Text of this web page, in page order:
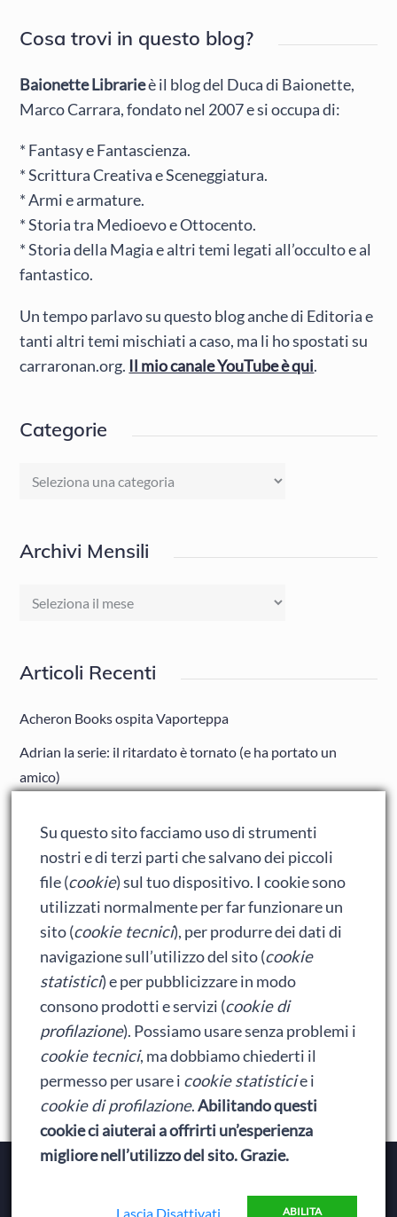
Cosa trovi in questo blog?
Baionette Librarieè il blog del Duca di Baionette,
Marco Carrara, fondato nel 2007 e si occupa di:
* Fantasy e Fantascienza.
* Scrittura Creativa e Sceneggiatura.
* Armi e armature.
* Storia tra Medioevo e Ottocento.
* Storia della Magia e altri temi legati all’occulto e al
fantastico.
Un tempo parlavo su questo blog anche di Editoria e
tanti altri temi mischiati a caso, ma li ho spostati su
carraronan.org. Il mio canale YouTube è qui.
Categorie
Categorie
Archivi Mensili
Archivi
Articoli Recenti
Acheron Books ospita Vaporteppa
Adrian la serie: il ritardato è tornato (e ha portato un
amico)
Ralph spacca Internet: analisi del film
Bumblebee: un buon film dei Transformers
Meta
Accedi
Feed dei contenuti
Feed dei commenti
WordPress.org
Privacy Policy
Su questo sito facciamo uso di strumenti
nostri e di terzi parti che salvano dei piccoli
file (cookie) sul tuo dispositivo. I cookie sono
utilizzati normalmente per far funzionare un
sito (cookie tecnici), per produrre dei dati di
navigazione sull’utilizzo del sito (cookie
statistici) e per pubblicizzare in modo
consono prodotti e servizi (cookie di
profilazione). Possiamo usare senza problemi i
cookie tecnici, ma dobbiamo chiederti il
permesso per usare i cookie statisticie i
cookie di profilazione.Abilitando questi
cookie ci aiuterai a offrirti un’esperienza
migliore nell’utilizzo del sito. Grazie.
ABILITA
Lascia Disattivati